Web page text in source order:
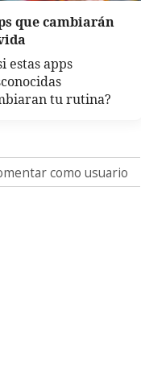
que cambiarán
estas apps
tu rutina?
como usuario